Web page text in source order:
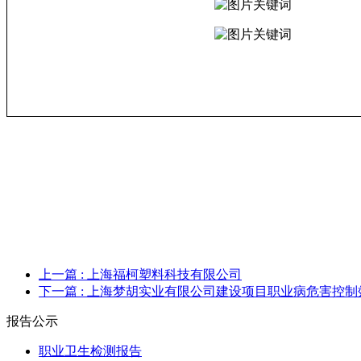
上一篇 : 上海福柯塑料科技有限公司
下一篇 : 上海梦胡实业有限公司建设项目职业病危害控
报告公示
职业卫生检测报告